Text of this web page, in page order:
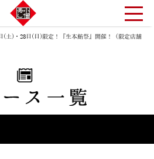
(土)・28日(日)限定！『生本鮪祭』開催！（限定店舗